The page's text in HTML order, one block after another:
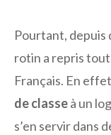
Pourtant, depuis
rotin a repris
Français. En
de classeà un
s’en servir dans